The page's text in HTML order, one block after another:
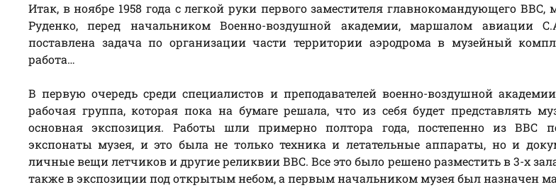
Итак, в ноябре 1958 года с легкой руки первого заместителя главнокомандующего
Руденко, перед начальником Военно-воздушной академии, маршалом авиации
поставлена задача по организации части территории аэродрома в музейный
работа…
В первую очередь среди специалистов и преподавателей военно-воздушной
рабочая группа, которая пока на бумаге решала, что из себя будет представлять
основная экспозиция. Работы шли примерно полтора года, постепенно из ВВС
экспонаты музея, и это была не только техника и летательные аппараты, но и
личные вещи летчиков и другие реликвии ВВС. Все это было решено разместить в 3-х
также в экспозиции под открытым небом, а первым начальником музея был назначен